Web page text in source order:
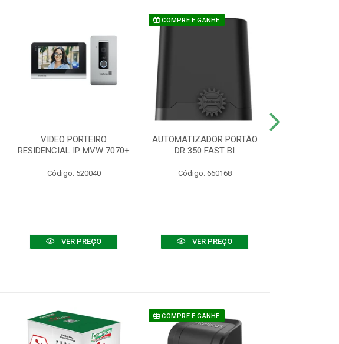
VIDEO PORTEIRO
RESIDENCIAL IP MVW 7070+
Código: 520040
VER PREÇO
COMPRE E GANHE
AUTOMATIZADOR PORTÃO
DR 350 FAST BI
Código: 660168
VER PREÇO
COMPRE E GANHE